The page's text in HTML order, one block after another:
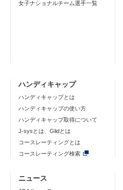
女子ナショナルチーム選手一覧
ハンディキャップ
ハンディキャップとは
ハンディキャップの使い方
ハンディキャップ取得について
J-sysとは、Glidとは
コースレーティングとは
コースレーティング検索
ニュース